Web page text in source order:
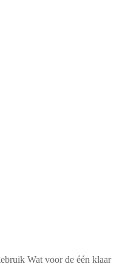
Wat voor de één klaar